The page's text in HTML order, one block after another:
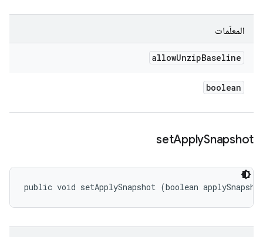
المعلَمات
allowUnzipBaseline
boolean
setApplySnapshot
public void setApplySnapshot (boolean